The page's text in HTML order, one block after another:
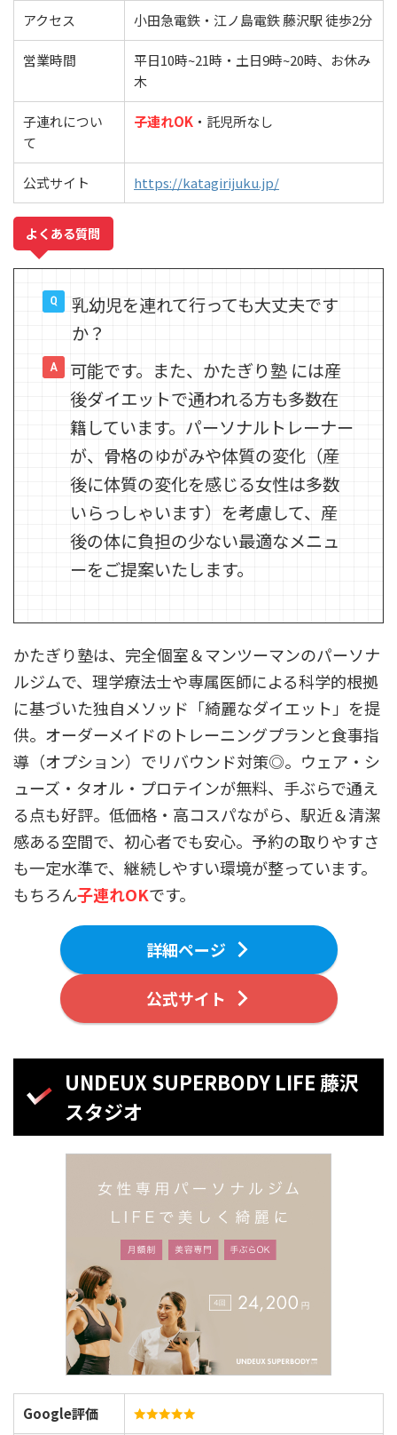
アクセス 小田急電鉄・江ノ島電鉄 藤沢駅 徒歩2分
営業時間
平日10時~21時・土日9時~20時、お休み
木
子連れについ
て
子連れOK ・託児所なし
公式サイト https://katagirijuku.jp/
よくある質問
乳幼児を連れて行っても大丈夫です
か？
可能です。また、かたぎり塾 には産
後ダイエットで通われる方も多数在
籍しています。パーソナルトレーナー
が、骨格のゆがみや体質の変化（産
後に体質の変化を感じる女性は多数
いらっしゃいます）を考慮して、産
後の体に負担の少ない最適なメニュ
ーをご提案いたします。
かたぎり塾は、完全個室＆マンツーマンのパーソナ
ルジムで、理学療法士や専属医師による科学的根拠
に基づいた独自メソッド「綺麗なダイエット」を提
供。オーダーメイドのトレーニングプランと食事指
導（オプション）でリバウンド対策◎。ウェア・シ
ューズ・タオル・プロテインが無料、手ぶらで通え
る点も好評。低価格・高コスパながら、駅近＆清潔
感ある空間で、初心者でも安心。予約の取りやすさ
も一定水準で、継続しやすい環境が整っています。
もちろん子連れOKです。
詳細ページ
公式サイト
UNDEUX SUPERBODY LIFE 藤沢
スタジオ
Google評価